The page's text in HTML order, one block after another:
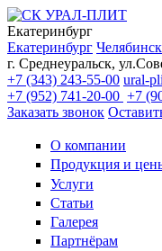
Екатеринбург
Екатеринбург Челябинск
г. Среднеуральск,
+7 (343) 243-55-00 ural-
+7 (952) 741-20-00 +7
Заказать звонок
О компании
Продукция и
Услуги
Статьи
Галерея
Партнёрам